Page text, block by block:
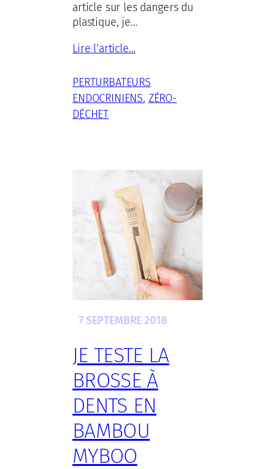
article sur les dangers du
plastique, je…
Lire l’article…
PERTURBATEURS
ENDOCRINIENS, ZÉRO-
DÉCHET
7 SEPTEMBRE 2018
JE TESTE LA
BROSSE À
DENTS EN
BAMBOU
MYBOO